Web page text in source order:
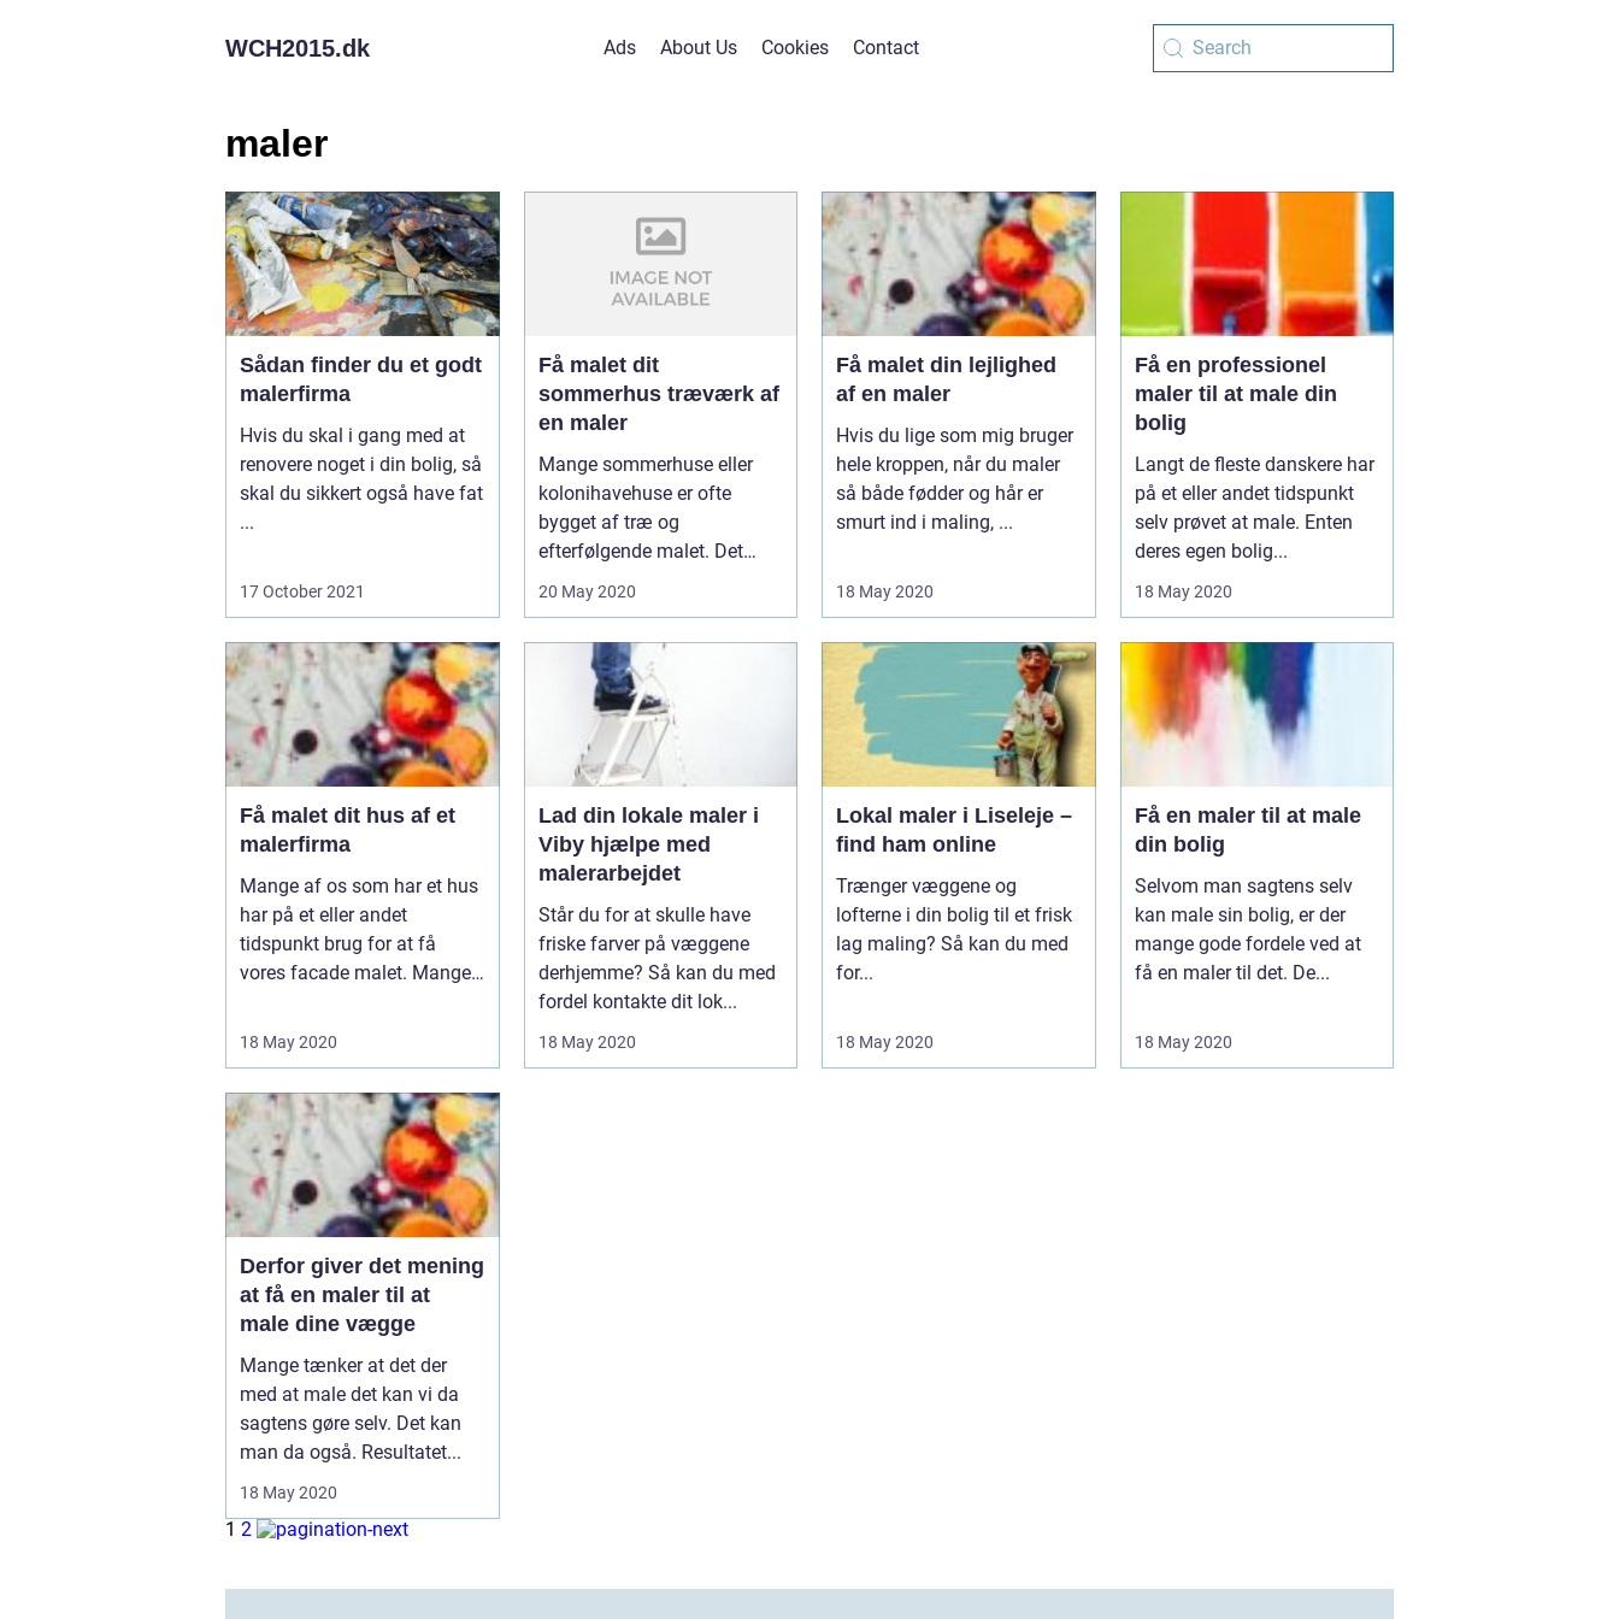
WCH2015.dk Ads About Us Cookies Contact
maler
Sådan finder du et godt
malerfirma
Hvis du skal i gang med at
renovere noget i din bolig, så
skal du sikkert også have fat
...
17 October 2021
Få malet dit
sommerhus træværk af
en maler
Mange sommerhuse eller
kolonihavehuse er ofte
bygget af træ og
efterfølgende malet. Det
samme gælder...
20 May 2020
Få malet din lejlighed
af en maler
Hvis du lige som mig bruger
hele kroppen, når du maler
så både fødder og hår er
smurt ind i maling, ...
18 May 2020
Få en professionel
maler til at male din
bolig
Langt de fleste danskere har
på et eller andet tidspunkt
selv prøvet at male. Enten
deres egen bolig...
18 May 2020
Få malet dit hus af et
malerfirma
Mange af os som har et hus
har på et eller andet
tidspunkt brug for at få
vores facade malet. Mange
18 May 2020
Lad din lokale maler i
Viby hjælpe med
malerarbejdet
Står du for at skulle have
friske farver på væggene
derhjemme? Så kan du med
fordel kontakte dit lok...
18 May 2020
Lokal maler i Liseleje –
find ham online
Trænger væggene og
lofterne i din bolig til et frisk
lag maling? Så kan du med
for...
18 May 2020
Få en maler til at male
din bolig
Selvom man sagtens selv
kan male sin bolig, er der
mange gode fordele ved at
få en maler til det. De...
18 May 2020
Derfor giver det mening
at få en maler til at
male dine vægge
Mange tænker at det der
med at male det kan vi da
sagtens gøre selv. Det kan
man da også. Resultatet...
18 May 2020
1 2